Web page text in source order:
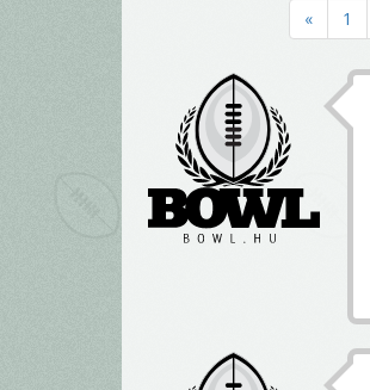
« 1